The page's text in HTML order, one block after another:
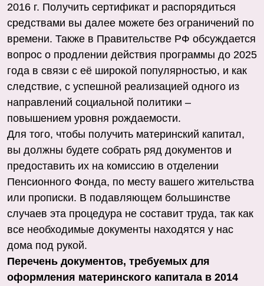
2016 г. Получить сертификат и распорядиться
средствами вы далее можете без ограничений по
времени. Также в Правительстве РФ обсуждается
вопрос о продлении действия программы до 2025
года в связи с её широкой популярностью, и как
следствие, с успешной реализацией одного из
направлений социальной политики –
повышением уровня рождаемости.
Для того, чтобы получить материнский капитал,
вы должны будете собрать ряд документов и
предоставить их на комиссию в отделении
Пенсионного Фонда, по месту вашего жительства
или прописки. В подавляющем большинстве
случаев эта процедура не составит труда, так как
все необходимые документы находятся у нас
дома под рукой.
Перечень документов, требуемых для
оформления материнского капитала в 2014